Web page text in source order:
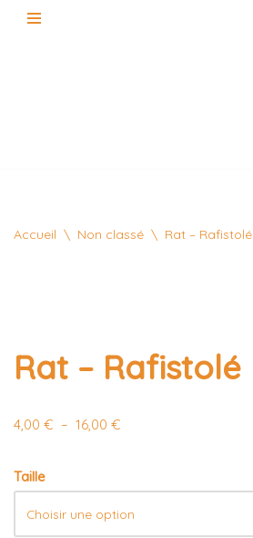
Accueil \ Non classé \ Rat – Rafistolé
Rat – Rafistolé
4,00 € – 16,00 €
Taille